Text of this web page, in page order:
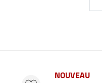
NOUVEAU